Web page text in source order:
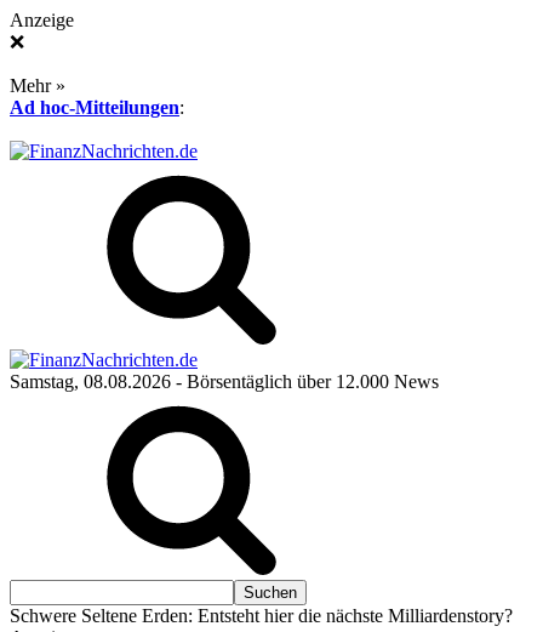
Anzeige
❌
Mehr »
Ad hoc-Mitteilungen:
Samstag, 08.08.2026 - Börsentäglich über 12.000 News
Schwere Seltene Erden: Entsteht hier die nächste Milliardenstory?